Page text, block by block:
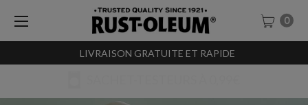
LIVRAISON GRATUITE ET RAPIDE
0